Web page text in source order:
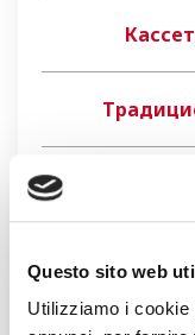
Questo sito web
Utilizziamo i